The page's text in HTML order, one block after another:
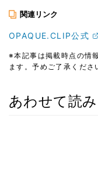
関連リンク
OPAQUE.CLIP公式
※本記事は掲載時点の情
ます。予めご了承くださ
あわせて読